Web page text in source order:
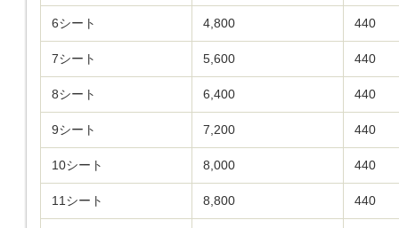
6シート 4,800 440
7シート 5,600 440
8シート 6,400 440
9シート 7,200 440
10シート 8,000 440
11シート 8,800 440